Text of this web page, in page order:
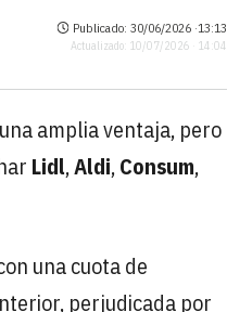
Publicado: 30/06/2026 ·13:13
Actualizado: 10/07/2026 · 14:04
amplia ventaja, pero
Lidl,Aldi,Consum,
una cuota de
perjudicada por